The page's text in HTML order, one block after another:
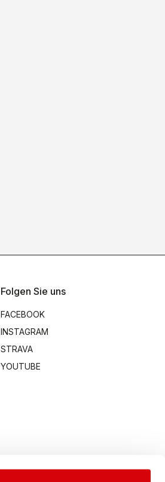
Folgen Sie uns
FACEBOOK
INSTAGRAM
STRAVA
YOUTUBE